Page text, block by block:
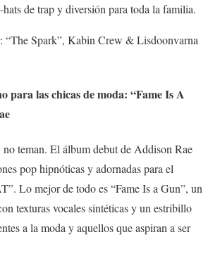
de trap y diversión para toda la familia.
“The Spark”, Kabin Crew & Lisdoonvarna
para las chicas de moda: “Fame Is A
teman. El álbum debut de Addison Rae
pop hipnóticas y adornadas para el
Lo mejor de todo es “Fame Is a Gun”, un
texturas vocales sintéticas y un estribillo
a la moda y aquellos que aspiran a ser